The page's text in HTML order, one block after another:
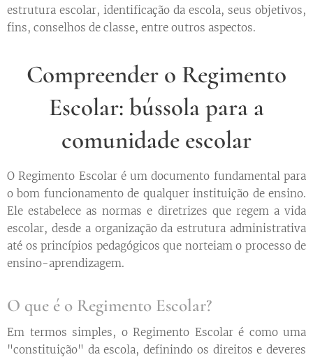
estrutura escolar, identificação da escola, seus objetivos,
fins, conselhos de classe, entre outros aspectos.
Compreender o Regimento
Escolar: bússola para a
comunidade escolar
O Regimento Escolar é um documento fundamental para
o bom funcionamento de qualquer instituição de ensino.
Ele estabelece as normas e diretrizes que regem a vida
escolar, desde a organização da estrutura administrativa
até os princípios pedagógicos que norteiam o processo de
ensino-aprendizagem.
O que é o Regimento Escolar?
Em termos simples, o Regimento Escolar é como uma
"constituição" da escola, definindo os direitos e deveres